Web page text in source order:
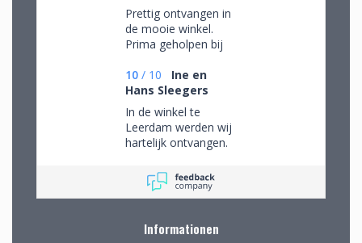
Prettig ontvangen in
de mooie winkel.
Prima geholpen bij
schitterend glaswerk
10 / 10
Ine en
Hans Sleegers
In de winkel te
Leerdam werden wij
hartelijk ontvangen.
rondkijken om alle
aanwezige pracht te
bewonderen en
de juiste keuzes te
Informationen